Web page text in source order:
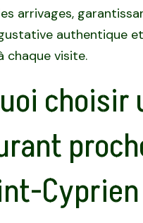
arrivages,
authentique et
chaque visite.
choisir
Cyprien